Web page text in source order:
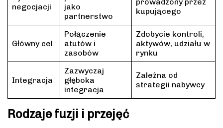
negocjacji
jako
partnerstwo
kupującego
Główny cel
Połączenie
atutów i
zasobów
Zdobycie kontroli,
aktywów, udziału w
rynku
Integracja
Zazwyczaj
głęboka
integracja
Zależna od
strategii nabywcy
Rodzaje fuzji i przejęć